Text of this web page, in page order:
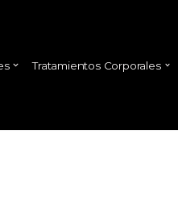
Tratamientos Corporales